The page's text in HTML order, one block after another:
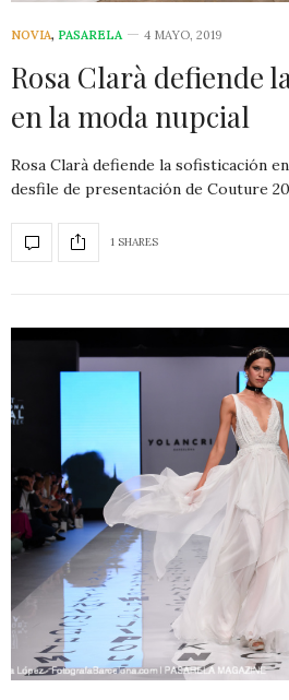
NOVIA, PASARELA 4 MAYO, 2019
Rosa Clarà defiende
en la moda nupcial
Rosa Clarà defiende la sofisticación
desfile de presentación de Couture
1 SHARES